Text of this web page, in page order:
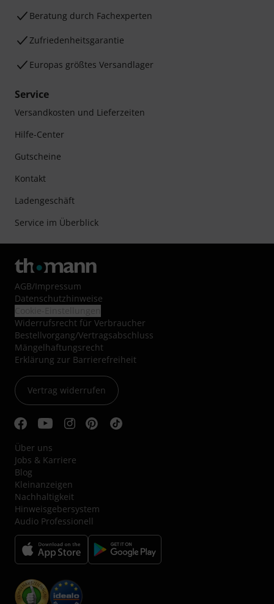
Beratung durch Fachexperten
Zufriedenheitsgarantie
Europas größtes Versandlager
Service
Versandkosten und Lieferzeiten
Hilfe-Center
Gutscheine
Kontakt
Ladengeschäft
Service im Überblick
AGB/Impressum
Datenschutzhinweise
Widerrufsrecht für Verbraucher
Bestellvorgang/Vertragsabschluss
Mängelhaftungsrecht
Erklärung zur Barrierefreiheit
Vertrag widerrufen
Über uns
Jobs & Karriere
Blog
Kleinanzeigen
Nachhaltigkeit
Hinweisgebersystem
Audio Professionell